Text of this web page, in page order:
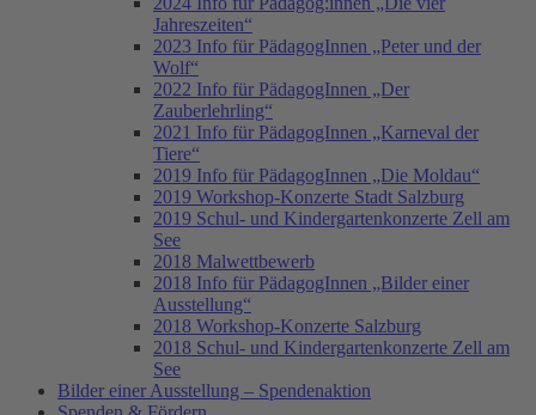
Jahreszeiten“
2023 Info für PädagogInnen „Peter und der
Wolf“
2022 Info für PädagogInnen „Der
Zauberlehrling“
2021 Info für PädagogInnen „Karneval der
Tiere“
2019 Info für PädagogInnen „Die Moldau“
2019 Workshop-Konzerte Stadt Salzburg
2019 Schul- und Kindergartenkonzerte Zell am
See
2018 Malwettbewerb
2018 Info für PädagogInnen „Bilder einer
Ausstellung“
2018 Workshop-Konzerte Salzburg
2018 Schul- und Kindergartenkonzerte Zell am
See
Bilder einer Ausstellung – Spendenaktion